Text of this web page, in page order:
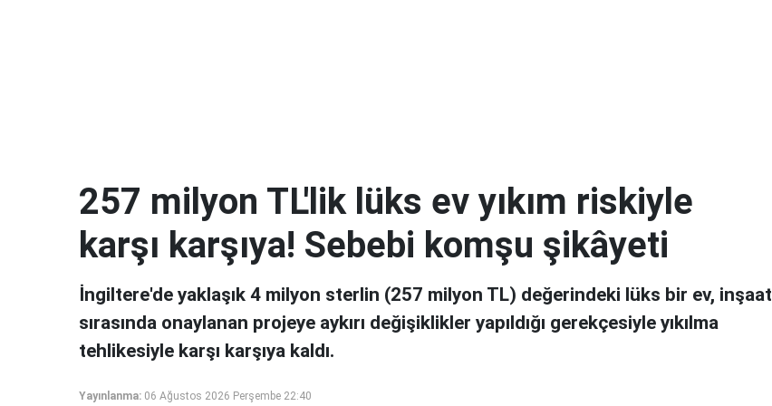
257 milyon TL'lik lüks ev yıkım riskiyle
karşı karşıya! Sebebi komşu şikâyeti
İngiltere'de yaklaşık 4 milyon sterlin (257 milyon TL) değerindeki lüks bir ev, inşaat
sırasında onaylanan projeye aykırı değişiklikler yapıldığı gerekçesiyle yıkılma
tehlikesiyle karşı karşıya kaldı.
Yayınlanma: 06 Ağustos 2026 Perşembe 22:40